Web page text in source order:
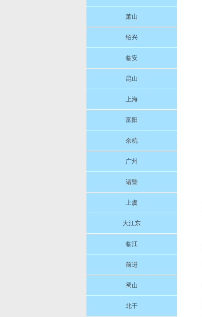
萧山
绍兴
临安
昆山
上海
富阳
余杭
广州
诸暨
上虞
大江东
临江
前进
蜀山
北干